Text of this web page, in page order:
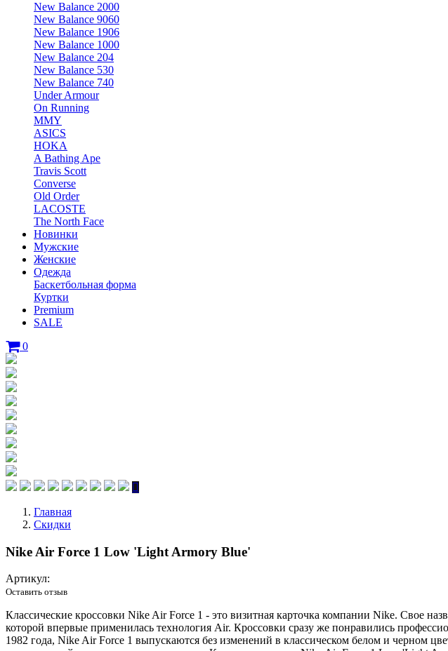
New Balance 2000
New Balance 9060
New Balance 1906
New Balance 1000
New Balance 204
New Balance 530
New Balance 740
Under Armour
On Running
MMY
ASICS
HOKA
A Bathing Ape
Travis Scott
Converse
Old Order
LACOSTE
The North Face
Новинки
Мужские
Женские
Одежда
Баскетбольная форма
Куртки
Premium
SALE
0
Главная
Скидки
Nike Air Force 1 Low 'Light Armory Blue'
Артикул:
Оставить отзыв
Классические кроссовки Nike Air Force 1 - это визитная карточка компании Nike. Свое
которой впервые применилась технология Air. Кроссовки сразу же понравились
1982 года, Nike Air Force 1 выпускаются без изменений в классическом белом и